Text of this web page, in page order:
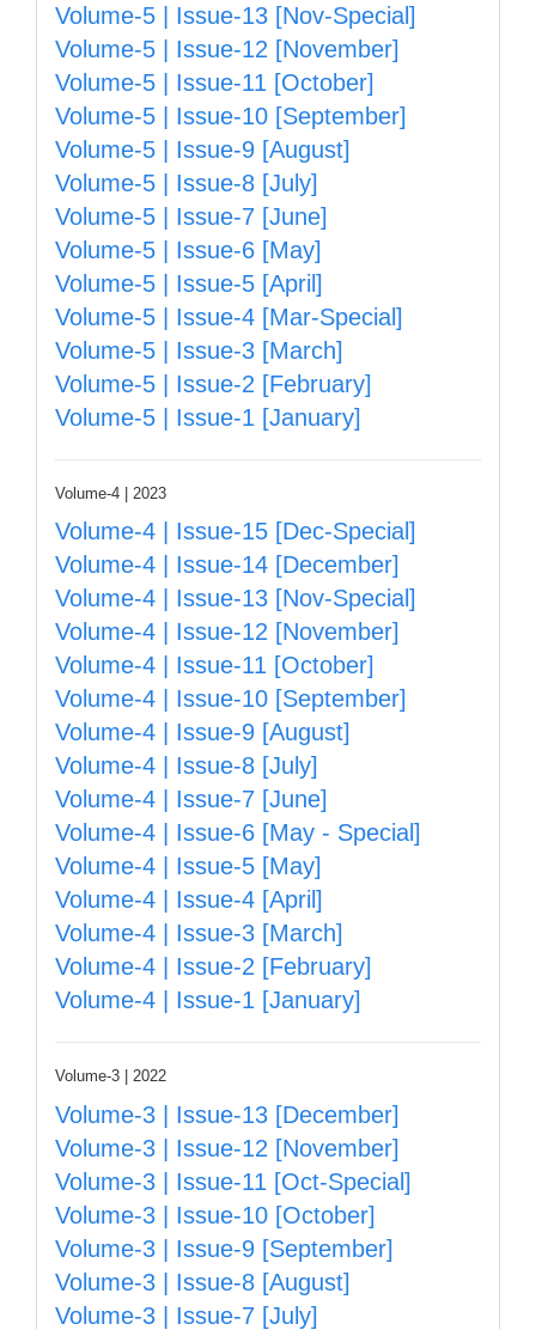
Volume-5 | Issue-13 [Nov-Special]
Volume-5 | Issue-12 [November]
Volume-5 | Issue-11 [October]
Volume-5 | Issue-10 [September]
Volume-5 | Issue-9 [August]
Volume-5 | Issue-8 [July]
Volume-5 | Issue-7 [June]
Volume-5 | Issue-6 [May]
Volume-5 | Issue-5 [April]
Volume-5 | Issue-4 [Mar-Special]
Volume-5 | Issue-3 [March]
Volume-5 | Issue-2 [February]
Volume-5 | Issue-1 [January]
Volume-4 | 2023
Volume-4 | Issue-15 [Dec-Special]
Volume-4 | Issue-14 [December]
Volume-4 | Issue-13 [Nov-Special]
Volume-4 | Issue-12 [November]
Volume-4 | Issue-11 [October]
Volume-4 | Issue-10 [September]
Volume-4 | Issue-9 [August]
Volume-4 | Issue-8 [July]
Volume-4 | Issue-7 [June]
Volume-4 | Issue-6 [May - Special]
Volume-4 | Issue-5 [May]
Volume-4 | Issue-4 [April]
Volume-4 | Issue-3 [March]
Volume-4 | Issue-2 [February]
Volume-4 | Issue-1 [January]
Volume-3 | 2022
Volume-3 | Issue-13 [December]
Volume-3 | Issue-12 [November]
Volume-3 | Issue-11 [Oct-Special]
Volume-3 | Issue-10 [October]
Volume-3 | Issue-9 [September]
Volume-3 | Issue-8 [August]
Volume-3 | Issue-7 [July]